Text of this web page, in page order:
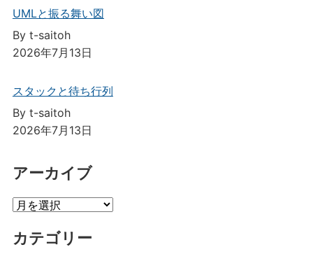
UMLと振る舞い図
By t-saitoh
2026年7月13日
スタックと待ち行列
By t-saitoh
2026年7月13日
アーカイブ
ア
カ
カテゴリー